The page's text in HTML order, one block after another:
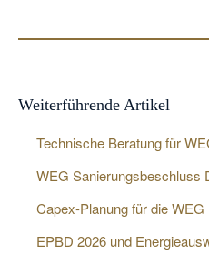
Bewertung, Aufstellort/
Weiterführende Artikel
Technische Beratung für
WEG Sanierungsbeschluss
Capex-Planung für die WEG
EPBD 2026 und